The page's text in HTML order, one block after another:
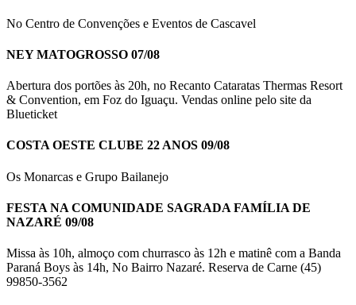
No Centro de Convenções e Eventos de Cascavel
NEY MATOGROSSO 07/08
Abertura dos portões às 20h, no Recanto Cataratas Thermas Resort
& Convention, em Foz do Iguaçu. Vendas online pelo site da
Blueticket
COSTA OESTE CLUBE 22 ANOS 09/08
Os Monarcas e Grupo Bailanejo
FESTA NA COMUNIDADE SAGRADA FAMÍLIA DE
NAZARÉ 09/08
Missa às 10h, almoço com churrasco às 12h e matinê com a Banda
Paraná Boys às 14h, No Bairro Nazaré. Reserva de Carne (45)
99850-3562